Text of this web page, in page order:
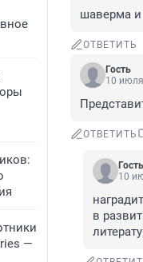
—
шаверма
ОТВЕТИТЬ
Гость
10
ОТВЕТИТЬ
Гость
10
в